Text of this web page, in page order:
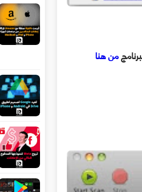
من هنا